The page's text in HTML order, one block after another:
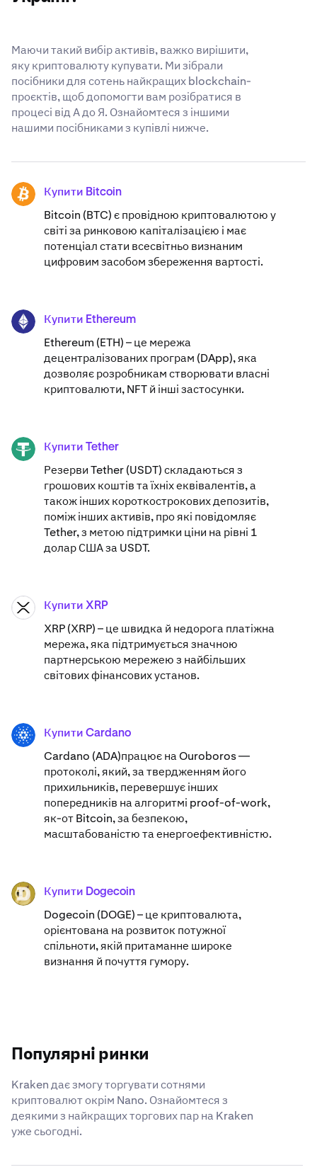
Маючи такий вибір активів, важко вирішити,
яку криптовалюту купувати. Ми зібрали
посібники для сотень найкращих blockchain-
проєктів, щоб допомогти вам розібратися в
процесі від А до Я. Ознайомтеся з іншими
нашими посібниками з купівлі нижче.
BTC Купити Bitcoin
Bitcoin (BTC) є провідною криптовалютою у
світі за ринковою капіталізацією і має
потенціал стати всесвітньо визнаним
цифровим засобом збереження вартості.
ETH Купити Ethereum
Ethereum (ETH) – це мережа
децентралізованих програм (DApp), яка
дозволяє розробникам створювати власні
криптовалюти, NFT й інші застосунки.
USDT Купити Tether
Резерви Tether (USDT) складаються з
грошових коштів та їхніх еквівалентів, а
також інших короткострокових депозитів,
поміж інших активів, про які повідомляє
Tether, з метою підтримки ціни на рівні 1
долар США за USDT.
XRP Купити XRP
XRP (XRP) – це швидка й недорога платіжна
мережа, яка підтримується значною
партнерською мережею з найбільших
світових фінансових установ.
ADA Купити Cardano
Cardano (ADA)​працює на Ouroboros —
протоколі, який, за твердженням його
прихильників, перевершує інших
попередників на алгоритмі proof-of-work,
як-от Bitcoin, за безпекою,
масштабованістю та енергоефективністю.
DOGE Купити Dogecoin
Dogecoin (DOGE) – це криптовалюта,
орієнтована на розвиток потужної
спільноти, якій притаманне широке
визнання й почуття гумору.
Популярні ринки
Kraken дає змогу торгувати сотнями
криптовалют окрім Nano. Ознайомтеся з
деякими з найкращих торгових пар на Kraken
уже сьогодні.